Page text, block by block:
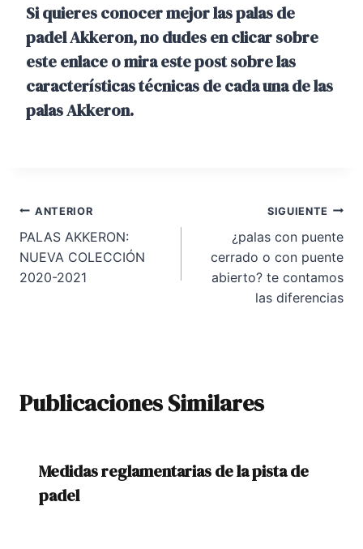
Si quieres conocer mejor las palas de
padel Akkeron, no dudes en clicar sobre
esteenlaceo miraeste post sobre las
características técnicas de cada una de las
palas Akkeron.
Navegación
de
entradas
ANTERIOR
PALAS AKKERON:
NUEVA COLECCIÓN
2020-2021
SIGUIENTE
¿palas con puente
cerrado o con puente
abierto? te contamos
las diferencias
Publicaciones Similares
Medidas reglamentarias de la pista de
padel